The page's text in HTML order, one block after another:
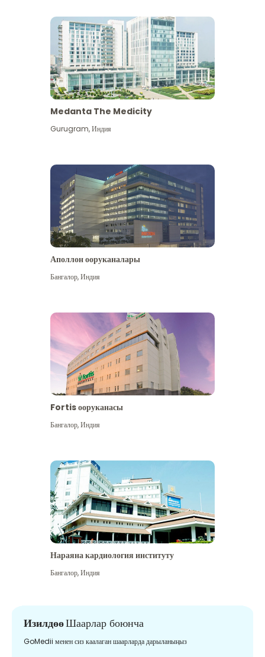
Medanta The Medicity
Gurugram,Индия
Аполлон ооруканалары
Бангалор,Индия
Fortis ооруканасы
Бангалор,Индия
Нараяна кардиология институту
Бангалор,Индия
ИзилдөөШаарлар боюнча
GoMedii менен сиз каалаган шаарларда дарыланыңыз